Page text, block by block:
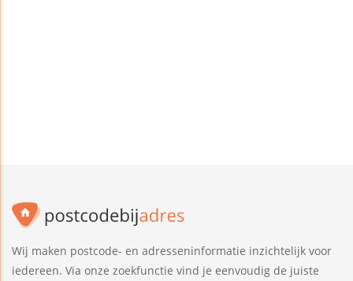
Wij maken postcode- en adresseninformatie inzichtelijk voor
iedereen. Via onze zoekfunctie vind je eenvoudig de juiste